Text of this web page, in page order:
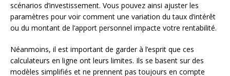
scénarios d’investissement. Vous pouvez ainsi ajuster les
paramètres pour voir comment une variation du taux d’intérêt
ou du montant de l’apport personnel impacte votre rentabilité.
Néanmoins, il est important de garder à l’esprit que ces
calculateurs en ligne ont leurs limites. Ils se basent sur des
modèles simplifiés et ne prennent pas toujours en compte